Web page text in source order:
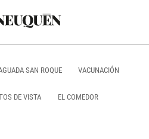
SAN ROQUE VACUNACIÓN
DE VISTA EL COMEDOR